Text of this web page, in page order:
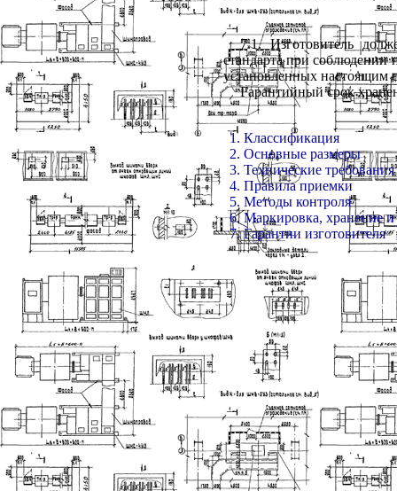
7.1. Изготовитель
стандарта при соблюдении
установленных настоящим
Гарантийный срок
1. Классификация
2. Основные размеры
3. Технические требования
4. Правила приемки
5. Методы контроля
6. Маркировка, хранение и
7. Гарантии изготовителя